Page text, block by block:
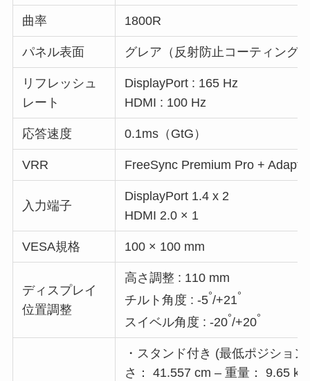
曲率 1800R
パネル表面 グレア（反射防止コーティング
リフレッシュ
レート
DisplayPort : 165 Hz
HDMI : 100 Hz
応答速度 0.1ms（GtG）
VRR FreeSync Premium Pro +
入力端子
DisplayPort 1.4 x 2
HDMI 2.0 × 1
VESA規格 100 × 100 mm
ディスプレイ
位置調整
高さ調整 : 110 mm
チルト角度 : -5°/+21°
スイベル角度 : -20°/+20°
・スタンド付き (最低ポジショ
さ： 41.557 cm – 重量： 9.65 kg